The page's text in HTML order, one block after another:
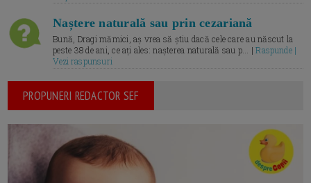
Naștere naturală sau prin cezariană
Bună, Dragi mămici, aș vrea să știu dacă cele care au născut la
peste 38 de ani, ce ați ales: nașterea naturală sau p... |Raspunde |
Vezi raspunsuri
PROPUNERI REDACTOR SEF